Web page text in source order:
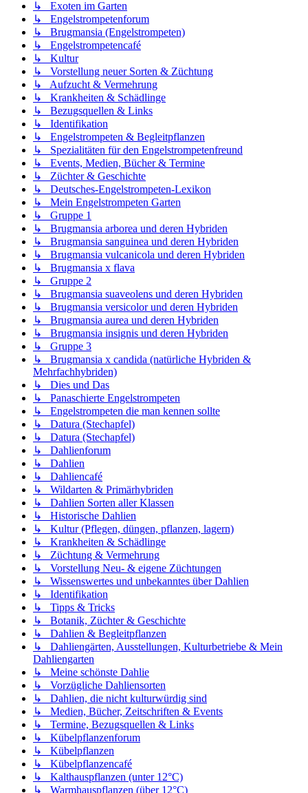
↳ Exoten im Garten
↳ Engelstrompetenforum
↳ Brugmansia (Engelstrompeten)
↳ Engelstrompetencafé
↳ Kultur
↳ Vorstellung neuer Sorten & Züchtung
↳ Aufzucht & Vermehrung
↳ Krankheiten & Schädlinge
↳ Bezugsquellen & Links
↳ Identifikation
↳ Engelstrompeten & Begleitpflanzen
↳ Spezialitäten für den Engelstrompetenfreund
↳ Events, Medien, Bücher & Termine
↳ Züchter & Geschichte
↳ Deutsches-Engelstrompeten-Lexikon
↳ Mein Engelstrompeten Garten
↳ Gruppe 1
↳ Brugmansia arborea und deren Hybriden
↳ Brugmansia sanguinea und deren Hybriden
↳ Brugmansia vulcanicola und deren Hybriden
↳ Brugmansia x flava
↳ Gruppe 2
↳ Brugmansia suaveolens und deren Hybriden
↳ Brugmansia versicolor und deren Hybriden
↳ Brugmansia aurea und deren Hybriden
↳ Brugmansia insignis und deren Hybriden
↳ Gruppe 3
↳ Brugmansia x candida (natürliche Hybriden &
Mehrfachhybriden)
↳ Dies und Das
↳ Panaschierte Engelstrompeten
↳ Engelstrompeten die man kennen sollte
↳ Datura (Stechapfel)
↳ Datura (Stechapfel)
↳ Dahlienforum
↳ Dahlien
↳ Dahliencafé
↳ Wildarten & Primärhybriden
↳ Dahlien Sorten aller Klassen
↳ Historische Dahlien
↳ Kultur (Pflegen, düngen, pflanzen, lagern)
↳ Krankheiten & Schädlinge
↳ Züchtung & Vermehrung
↳ Vorstellung Neu- & eigene Züchtungen
↳ Wissenswertes und unbekanntes über Dahlien
↳ Identifikation
↳ Tipps & Tricks
↳ Botanik, Züchter & Geschichte
↳ Dahlien & Begleitpflanzen
↳ Dahliengärten, Ausstellungen, Kulturbetriebe & Mein
Dahliengarten
↳ Meine schönste Dahlie
↳ Vorzügliche Dahliensorten
↳ Dahlien, die nicht kulturwürdig sind
↳ Medien, Bücher, Zeitschriften & Events
↳ Termine, Bezugsquellen & Links
↳ Kübelpflanzenforum
↳ Kübelpflanzen
↳ Kübelpflanzencafé
↳ Kalthauspflanzen (unter 12°C)
↳ Warmhauspflanzen (über 12°C)